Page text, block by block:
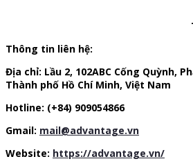
Thông tin liên hệ:
Địa chỉ: Lầu 2, 102ABC Cống Quỳnh,
Thành phố Hồ Chí Minh, Việt Nam
Hotline: (+84) 909054866
Gmail: mail@advantage.vn
Website: https://advantage.vn/